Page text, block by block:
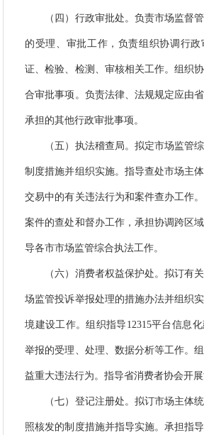
（四）行政审批处。负责市场监督管
的受理、审批工作，负责组织协调行
证、检验、检测、审核相关工作。组织
合审批事项。负责法律、法规规定应由
承担的其他行政审批事项。
（五）执法稽查局。拟定市场监管综
制度措施并组织实施。指导查处市场主
交易中的有关违法行为和案件查办工作
案件的查处和督办工作，承担协调跨区
导各市市场监管综合执法工作。
（六）消费者权益保护处。拟订有
场监管投诉举报处理的措施办法并组织
境建设工作。组织指导 12315平台信息
举报的受理、处理、数据分析等工作。
益重大违法行为。指导省消费者协会开展
（七）登记注册处。拟订市场主体统
照核发的制度措施并指导实施。承担指